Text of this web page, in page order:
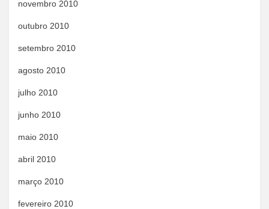
novembro 2010
outubro 2010
setembro 2010
agosto 2010
julho 2010
junho 2010
maio 2010
abril 2010
março 2010
fevereiro 2010